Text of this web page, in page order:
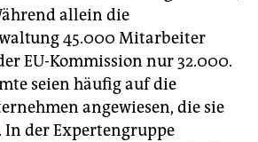
allein die
45.000 Mitarbeiter
EU-Kommission nur 32.000.
seien häufig auf die
angewiesen, die sie
der Expertengruppe